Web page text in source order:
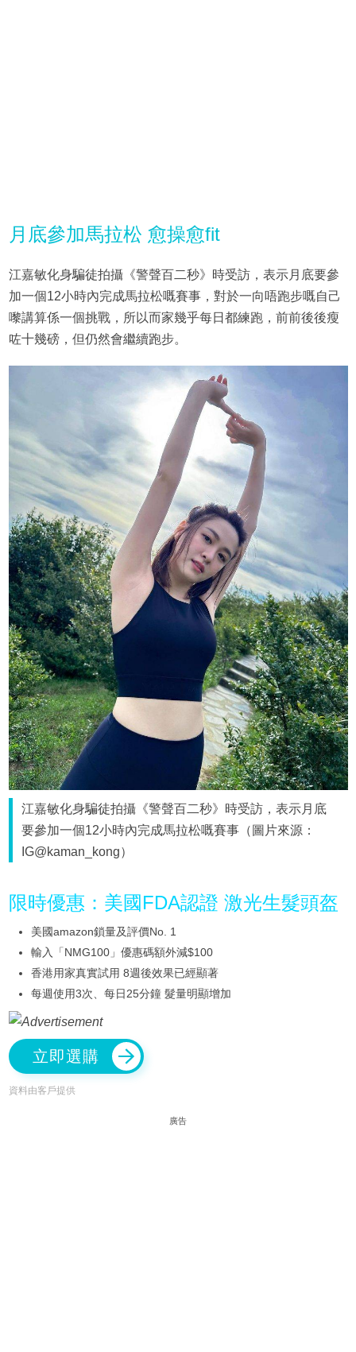
月底參加馬拉松 愈操愈fit
江嘉敏化身騙徒拍攝《警聲百二秒》時受訪，表示月底要參
加一個12小時內完成馬拉松嘅賽事，對於一向唔跑步嘅自己
嚟講算係一個挑戰，所以而家幾乎每日都練跑，前前後後瘦
咗十幾磅，但仍然會繼續跑步。
江嘉敏化身騙徒拍攝《警聲百二秒》時受訪，表示月底
要參加一個12小時內完成馬拉松嘅賽事（圖片來源：
IG@kaman_kong）
限時優惠：美國FDA認證 激光生髮頭盔
美國amazon鎖量及評價No. 1
輸入「NMG100」優惠碼額外減$100
香港用家真實試用 8週後效果已經顯著
每週使用3次、每日25分鐘 髮量明顯增加
立即選購
資料由客戶提供
廣告